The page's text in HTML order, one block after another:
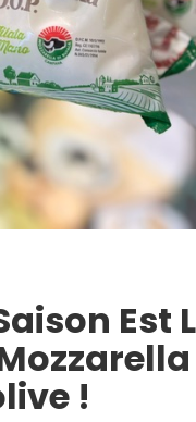
Est
!